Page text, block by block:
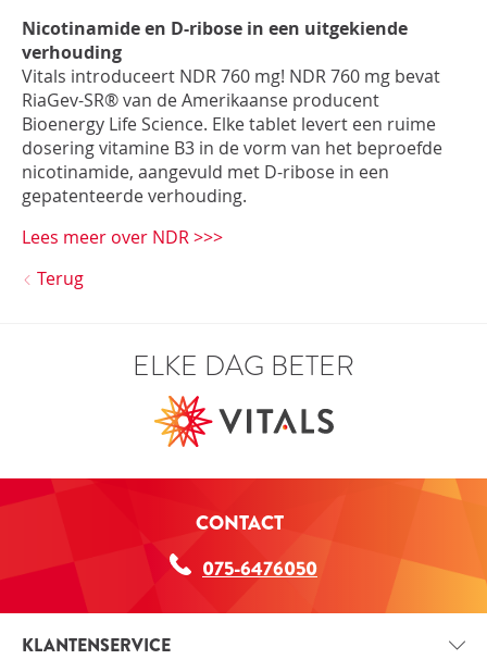
Nicotinamide en D-ribose in een uitgekiende
verhouding
Vitals introduceert NDR 760 mg! NDR 760 mg bevat
RiaGev-SR® van de Amerikaanse producent
Bioenergy Life Science. Elke tablet levert een ruime
dosering vitamine B3 in de vorm van het beproefde
nicotinamide, aangevuld met D-ribose in een
gepatenteerde verhouding.
Lees meer over NDR >>>
Terug
ELKE DAG BETER
CONTACT
075-6476050
KLANTENSERVICE